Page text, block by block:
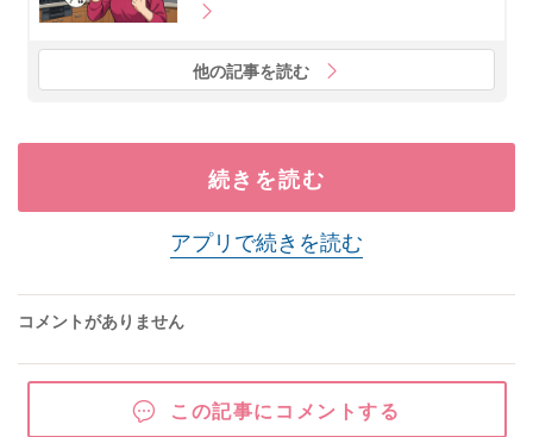
他の記事を読む
続きを読む
アプリで続きを読む
コメントがありません
この記事にコメントする